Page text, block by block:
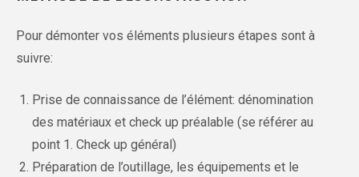
Pour démonter vos éléments plusieurs étapes sont à
suivre:
Prise de connaissance de l’élément: dénomination
des matériaux et check up préalable (se référer au
point 1. Check up général)
Préparation de l’outillage, les équipements et le